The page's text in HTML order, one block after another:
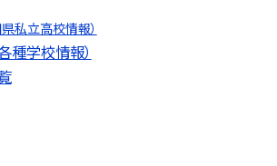
私立高校情報）
種学校情報）